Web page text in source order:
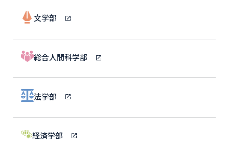
文学部
総合人間科学部
法学部
経済学部